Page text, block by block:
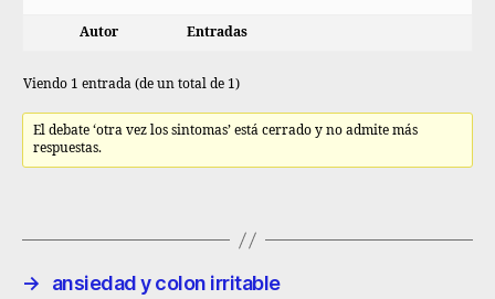
Autor Entradas
Viendo 1 entrada (de un total de 1)
El debate ‘otra vez los sintomas’ está cerrado y no admite más
respuestas.
→ ansiedad y colon irritable